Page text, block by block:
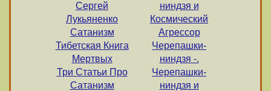
Сергей
Лукьяненко
Сатанизм
Тибетская Книга
Мертвых
Три Статьи Про
Сатанизм
ниндзя и
Космический
Агрессор
Черепашки-
ниндзя -.
Черепашки-
ниндзя и